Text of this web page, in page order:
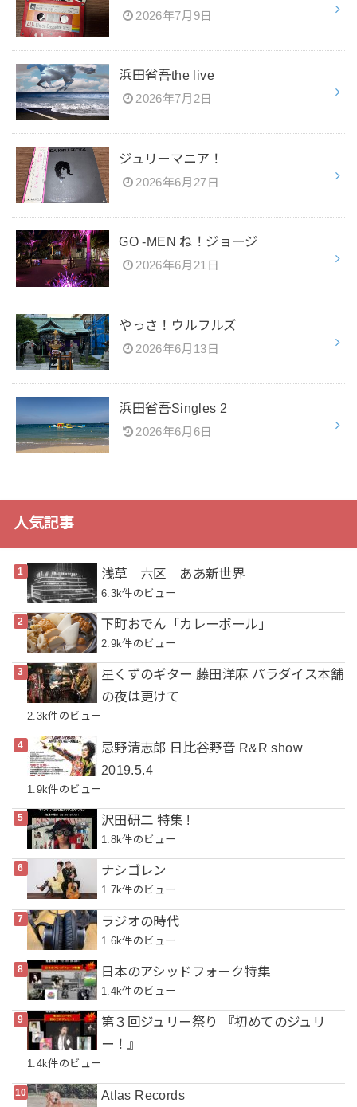
2026年7月9日
浜田省吾the live
2026年7月2日
ジュリーマニア！
2026年6月27日
GO -MEN ね！ジョージ
2026年6月21日
やっさ！ウルフルズ
2026年6月13日
浜田省吾Singles 2
2026年6月6日
人気記事
浅草 六区 ああ新世界
6.3k件のビュー
下町おでん「カレーボール」
2.9k件のビュー
星くずのギター 藤田洋麻 パラダイス本舗
の夜は更けて
2.3k件のビュー
忌野清志郎 日比谷野音 R&R show
2019.5.4
1.9k件のビュー
沢田研二 特集 !
1.8k件のビュー
ナシゴレン
1.7k件のビュー
ラジオの時代
1.6k件のビュー
日本のアシッドフォーク特集
1.4k件のビュー
第３回ジュリー祭り 『初めてのジュリ
ー！』
1.4k件のビュー
Atlas Records